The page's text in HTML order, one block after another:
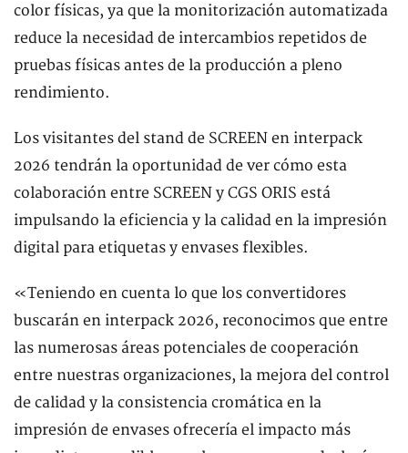
color físicas, ya que la monitorización automatizada
reduce la necesidad de intercambios repetidos de
pruebas físicas antes de la producción a pleno
rendimiento.
Los visitantes del stand de SCREEN en interpack
2026 tendrán la oportunidad de ver cómo esta
colaboración entre SCREEN y CGS ORIS está
impulsando la eficiencia y la calidad en la impresión
digital para etiquetas y envases flexibles.
«Teniendo en cuenta lo que los convertidores
buscarán en interpack 2026, reconocimos que entre
las numerosas áreas potenciales de cooperación
entre nuestras organizaciones, la mejora del control
de calidad y la consistencia cromática en la
impresión de envases ofrecería el impacto más